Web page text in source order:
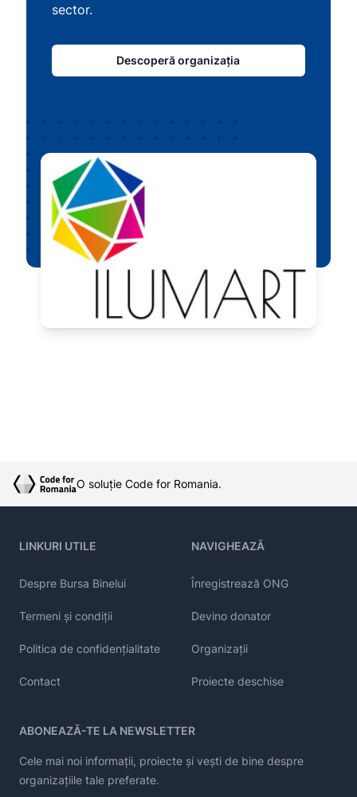
sector.
Descoperă organizația
O soluție Code for Romania.
LINKURI UTILE
Despre Bursa Binelui
Termeni și condiții
Politica de confidențialitate
Contact
NAVIGHEAZĂ
Înregistrează ONG
Devino donator
Organizații
Proiecte deschise
ABONEAZĂ-TE LA NEWSLETTER
Cele mai noi informații, proiecte și vești de bine despre
organizațiile tale preferate.